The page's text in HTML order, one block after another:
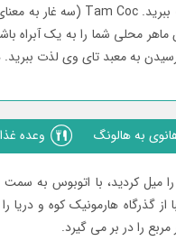
ماھر محلی شما را به یک آبراه
به معبد تای وی لذت ببرید.
به هالونگ وعده
را میل کردید، با اتوبوس به سمت